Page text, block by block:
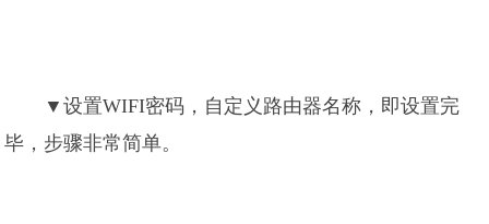
▼设置WIFI密码，自定义路由器名称，即设置完
毕，步骤非常简单。